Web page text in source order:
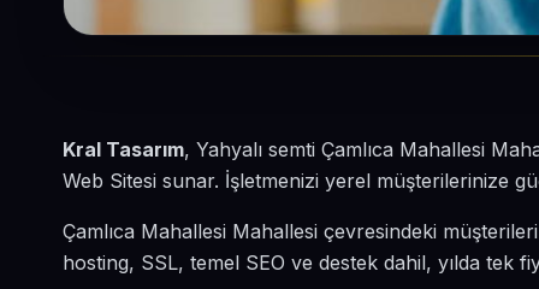
Kral Tasarım, Yahyalı semti Çamlıca Mahallesi
Web Sitesi sunar. İşletmenizi yerel müşterilerinize
Çamlıca Mahallesi Mahallesi çevresindeki
hosting, SSL, temel SEO ve destek dahil, yılda tek